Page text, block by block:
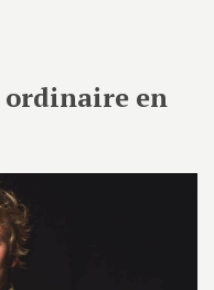
ordinaire en